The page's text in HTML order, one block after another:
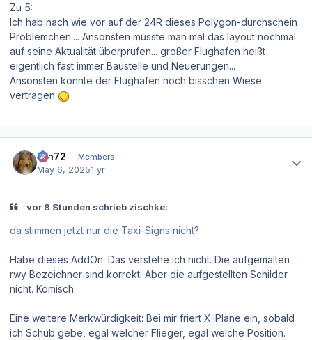
Zu 5:
Ich hab nach wie vor auf der 24R dieses Polygon-durchschein
Problemchen.... Ansonsten müsste man mal das layout nochmal
auf seine Aktualität überprüfen... großer Flughafen heißt
eigentlich fast immer Baustelle und Neuerungen...
Ansonsten könnte der Flughafen noch bisschen Wiese
vertragen
ron72 Members
May 6, 20251 yr
vor 8 Stunden schrieb zischke:
da stimmen jetzt nur die Taxi-Signs nicht?
Habe dieses AddOn. Das verstehe ich nicht. Die aufgemalten
rwy Bezeichner sind korrekt. Aber die aufgestellten Schilder
nicht. Komisch.
Eine weitere Merkwürdigkeit: Bei mir friert X-Plane ein, sobald
ich Schub gebe, egal welcher Flieger, egal welche Position.